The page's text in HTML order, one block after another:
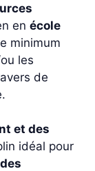
en école
minimum
les
de
et des
idéal pour